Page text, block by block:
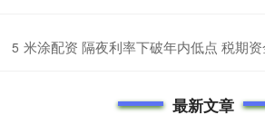
5 米涂配资 隔夜利率下破年内低点 税期
最新文章